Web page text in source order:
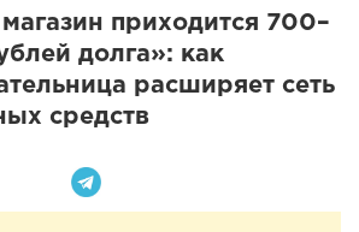
приходится 700–
долга»: как
расширяет сеть
средств